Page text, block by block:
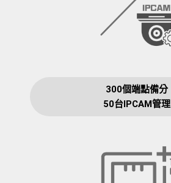
300個端點備分
50台IPCAM管理